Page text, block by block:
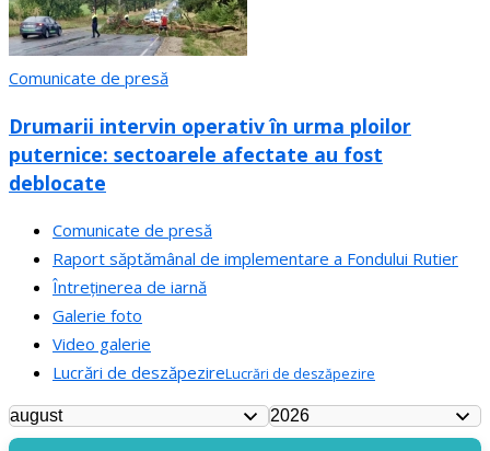
Comunicate de presă
Drumarii intervin operativ în urma ploilor
puternice: sectoarele afectate au fost
deblocate
Comunicate de presă
Raport săptămânal de implementare a Fondului Rutier
Întreținerea de iarnă
Galerie foto
Video galerie
Lucrări de deszăpezireLucrări de deszăpezire